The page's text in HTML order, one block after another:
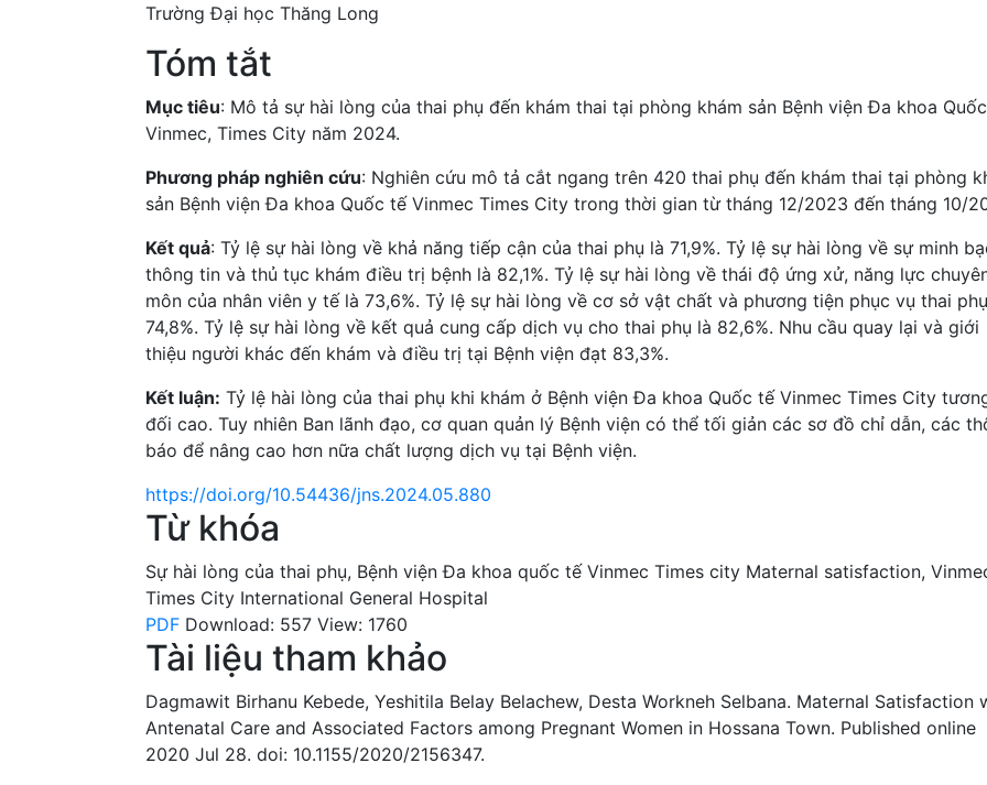
Trường Đại học Thăng Long
Tóm tắt
Mục tiêu: Mô tả sự hài lòng của thai phụ đến khám thai tại phòng khám sản Bệnh viện Đa khoa
Vinmec, Times City năm 2024.
Phương pháp nghiên cứu: Nghiên cứu mô tả cắt ngang trên 420 thai phụ đến khám thai tại phòng
sản Bệnh viện Đa khoa Quốc tế Vinmec Times City trong thời gian từ tháng 12/2023 đến tháng 10/
Kết quả: Tỷ lệ sự hài lòng về khả năng tiếp cận của thai phụ là 71,9%. Tỷ lệ sự hài lòng về sự minh
thông tin và thủ tục khám điều trị bệnh là 82,1%. Tỷ lệ sự hài lòng về thái độ ứng xử, năng lực
môn của nhân viên y tế là 73,6%. Tỷ lệ sự hài lòng về cơ sở vật chất và phương tiện phục vụ thai
74,8%. Tỷ lệ sự hài lòng về kết quả cung cấp dịch vụ cho thai phụ là 82,6%. Nhu cầu quay lại và giới
thiệu người khác đến khám và điều trị tại Bệnh viện đạt 83,3%.
Kết luận: Tỷ lệ hài lòng của thai phụ khi khám ở Bệnh viện Đa khoa Quốc tế Vinmec Times City
đối cao. Tuy nhiên Ban lãnh đạo, cơ quan quản lý Bệnh viện có thể tối giản các sơ đồ chỉ dẫn, các
báo để nâng cao hơn nữa chất lượng dịch vụ tại Bệnh viện.
https://doi.org/10.54436/jns.2024.05.880
Từ khóa
Sự hài lòng của thai phụ, Bệnh viện Đa khoa quốc tế Vinmec Times city Maternal satisfaction,
Times City International General Hospital
PDF Download: 557 View: 1760
Tài liệu tham khảo
Dagmawit Birhanu Kebede, Yeshitila Belay Belachew, Desta Workneh Selbana. Maternal Satisfaction
Antenatal Care and Associated Factors among Pregnant Women in Hossana Town. Published online
2020 Jul 28. doi: 10.1155/2020/2156347.